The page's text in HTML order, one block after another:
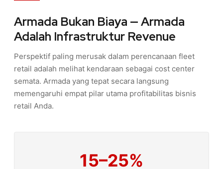
Armada Bukan Biaya — Armada
Adalah Infrastruktur Revenue
Perspektif paling merusak dalam perencanaan fleet
retail adalah melihat kendaraan sebagai cost center
semata. Armada yang tepat secara langsung
memengaruhi empat pilar utama profitabilitas bisnis
retail Anda.
15–25%